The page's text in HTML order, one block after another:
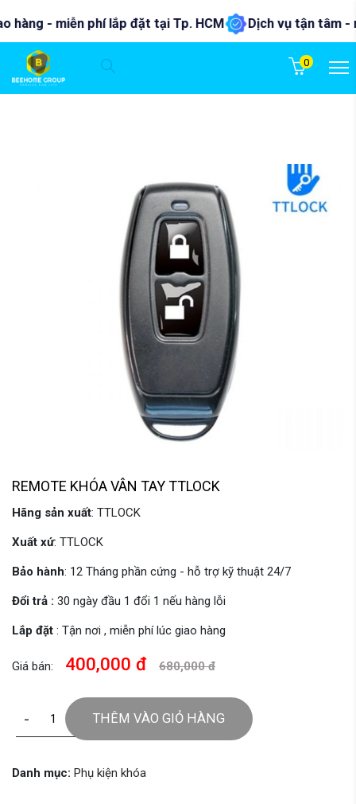
- miễn phí lắp đặt tại Tp. HCM Dịch vụ tận tâm -
0
REMOTE KHÓA VÂN TAY TTLOCK
Hãng sản xuất: TTLOCK
Xuất xứ: TTLOCK
Bảo hành: 12 Tháng phần cứng - hỗ trợ kỹ thuật 24/7
Đổi trả : 30 ngày đầu 1 đổi 1 nếu hàng lỗi
Lắp đặt : Tận nơi , miễn phí lúc giao hàng
Giá bán: 400,000 đ 680,000 đ
- THÊM VÀO GIỎ HÀNG
Danh mục: Phụ kiện khóa